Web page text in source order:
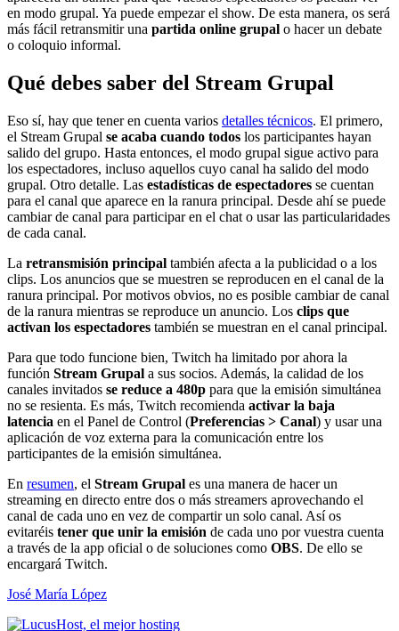
en modo grupal. Ya puede empezar el show. De esta manera, os será
más fácil retransmitir una partida online grupal o hacer un debate
o coloquio informal.
Qué debes saber del Stream Grupal
Eso sí, hay que tener en cuenta varios detalles técnicos. El primero,
el Stream Grupal se acaba cuando todos los participantes hayan
salido del grupo. Hasta entonces, el modo grupal sigue activo para
los espectadores, incluso aquellos cuyo canal ha salido del modo
grupal. Otro detalle. Las estadísticas de espectadores se cuentan
para el canal que aparece en la ranura principal. Desde ahí se puede
cambiar de canal para participar en el chat o usar las particularidades
de cada canal.
La retransmisión principal también afecta a la publicidad o a los
clips. Los anuncios que se muestren se reproducen en el canal de la
ranura principal. Por motivos obvios, no es posible cambiar de canal
de la ranura mientras se reproduce un anuncio. Los clips que
activan los espectadores también se muestran en el canal principal.
Para que todo funcione bien, Twitch ha limitado por ahora la
función Stream Grupal a sus socios. Además, la calidad de los
canales invitados se reduce a 480p para que la emisión simultánea
no se resienta. Es más, Twitch recomienda activar la baja
latencia en el Panel de Control (Preferencias > Canal) y usar una
aplicación de voz externa para la comunicación entre los
participantes de la emisión simultánea.
En resumen, el Stream Grupal es una manera de hacer un
streaming en directo entre dos o más streamers aprovechando el
canal de cada uno en vez de compartir un solo canal. Así os
evitaréis tener que unir la emisión de cada uno por vuestra cuenta
a través de la app oficial o de soluciones como OBS. De ello se
encargará Twitch.
José María López